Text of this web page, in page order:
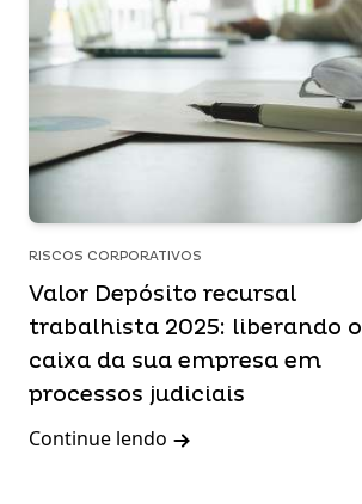
RISCOS CORPORATIVOS
Valor Depósito recursal
trabalhista 2025: liberando o
caixa da sua empresa em
processos judiciais
Continue lendo